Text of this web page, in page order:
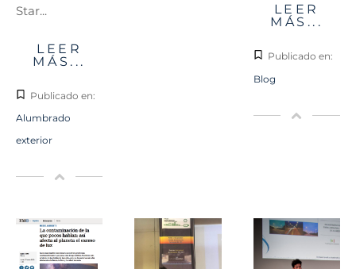
Star...
LEER
MÁS...
Publicado en:
Alumbrado
exterior
LEER
MÁS...
Publicado en:
Blog